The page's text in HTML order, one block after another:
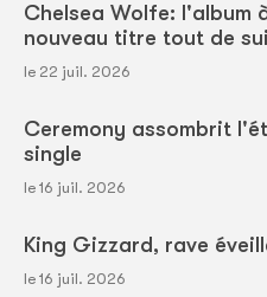
Chelsea Wolfe: l'album
nouveau titre tout de
le 22 juil. 2026
Ceremony assombrit
single
le 16 juil. 2026
King Gizzard, rave
le 16 juil. 2026